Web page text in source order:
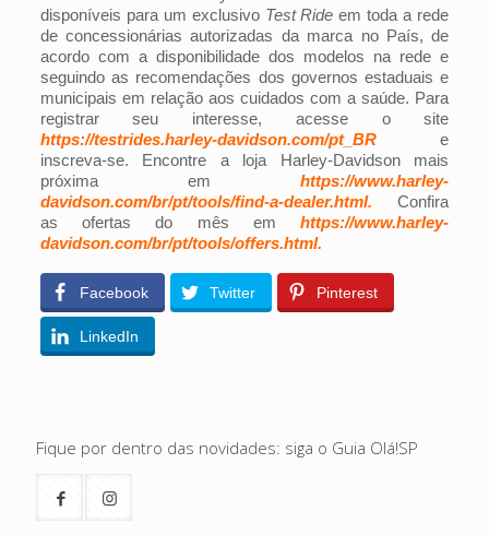
disponíveis para um exclusivo Test Ride em toda a rede
de concessionárias autorizadas da marca no País, de
acordo com a disponibilidade dos modelos na rede e
seguindo as recomendações dos governos estaduais e
municipais em relação aos cuidados com a saúde. Para
registrar seu interesse, acesse o site
https://testrides.harley-davidson.com/pt_BRe
inscreva-se. Encontre a loja Harley-Davidson mais
próxima emhttps://www.harley-
davidson.com/br/pt/tools/find-a-dealer.html. Confira
as ofertas do mês emhttps://www.harley-
davidson.com/br/pt/tools/offers.html.
Facebook Twitter Pinterest
LinkedIn
Fique por dentro das novidades: siga o Guia Olá!SP